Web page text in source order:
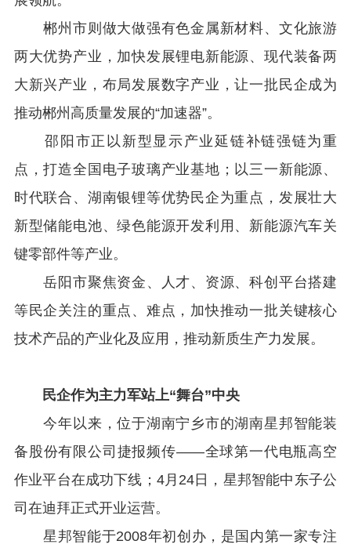
郴州市则做大做强有色金属新材料、文化旅游
两大优势产业，加快发展锂电新能源、现代装备两
大新兴产业，布局发展数字产业，让一批民企成为
推动郴州高质量发展的“加速器”。
邵阳市正以新型显示产业延链补链强链为重
点，打造全国电子玻璃产业基地；以三一新能源、
时代联合、湖南银锂等优势民企为重点，发展壮大
新型储能电池、绿色能源开发利用、新能源汽车关
键零部件等产业。
岳阳市聚焦资金、人才、资源、科创平台搭建
等民企关注的重点、难点，加快推动一批关键核心
技术产品的产业化及应用，推动新质生产力发展。
民企作为主力军站上“舞台”中央
今年以来，位于湖南宁乡市的湖南星邦智能装
备股份有限公司捷报频传——全球第一代电瓶高空
作业平台在成功下线；4月24日，星邦智能中东子公
司在迪拜正式开业运营。
星邦智能于2008年初创办，是国内第一家专注